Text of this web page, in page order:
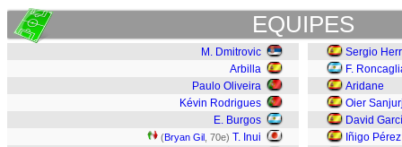
EQUIPES
M. Dmitrovic
Arbilla
Paulo Oliveira
Kévin Rodrigues
E. Burgos
(Bryan Gil , 70e) T. Inui
Sergio
F.
Aridane
Oier
David
Iñigo Pérez